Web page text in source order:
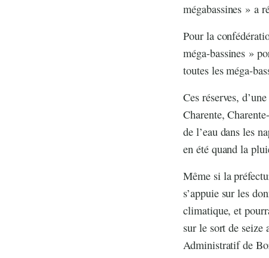
mégabassines » a
Pour la
méga-bassines »
toutes les méga-
Ces réserves,
Charente,
de l’eau dans les
en été quand la
Même si la
s’appuie sur les
climatique, et
sur le sort de seize
Administratif de